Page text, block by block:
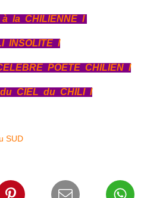
la CHILIENNE l
INSOLITE l
POETE CHILIEN l
CIEL du CHILI l
SUD